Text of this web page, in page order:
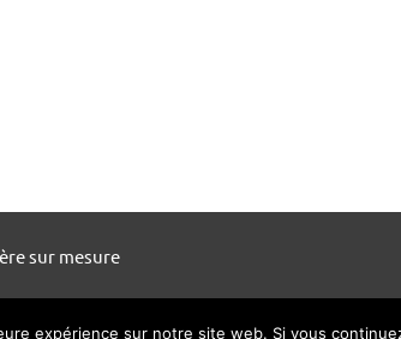
sur mesure
expérience sur notre site web. Si vous